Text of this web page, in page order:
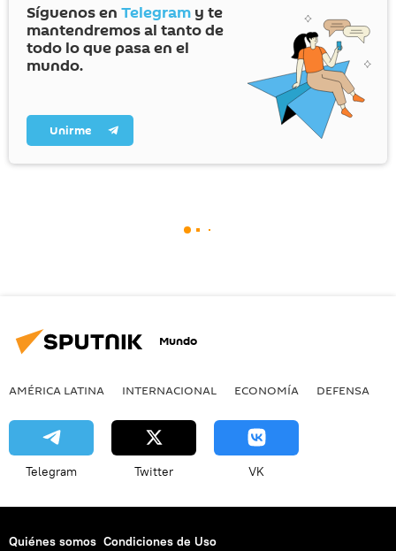
Síguenos en Telegram y te
mantendremos al tanto de
todo lo que pasa en el
mundo.
Unirme
Mundo
AMÉRICA LATINA INTERNACIONAL ECONOMÍA DEFENSA
Telegram Twitter VK
Quiénes somos Condiciones de Uso